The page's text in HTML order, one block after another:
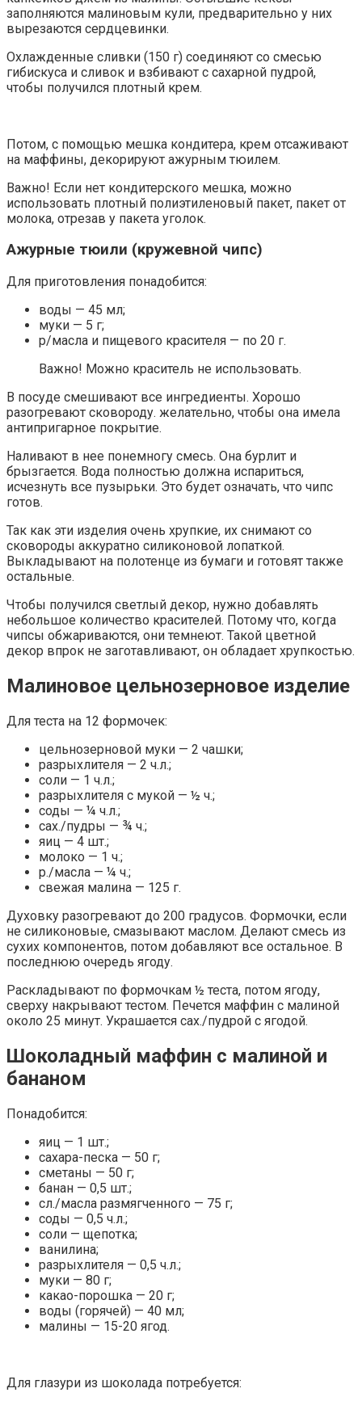
заполняются малиновым кули, предварительно у них
вырезаются сердцевинки.
Охлажденные сливки (150 г) соединяют со смесью
гибискуса и сливок и взбивают с сахарной пудрой,
чтобы получился плотный крем.
Потом, с помощью мешка кондитера, крем отсаживают
на маффины, декорируют ажурным тюилем.
Важно! Если нет кондитерского мешка, можно
использовать плотный полиэтиленовый пакет, пакет от
молока, отрезав у пакета уголок.
Ажурные тюили (кружевной чипс)
Для приготовления понадобится:
воды — 45 мл;
муки — 5 г;
р/масла и пищевого красителя — по 20 г.
Важно! Можно краситель не использовать.
В посуде смешивают все ингредиенты. Хорошо
разогревают сковороду. желательно, чтобы она имела
антипригарное покрытие.
Наливают в нее понемногу смесь. Она бурлит и
брызгается. Вода полностью должна испариться,
исчезнуть все пузырьки. Это будет означать, что чипс
готов.
Так как эти изделия очень хрупкие, их снимают со
сковороды аккуратно силиконовой лопаткой.
Выкладывают на полотенце из бумаги и готовят также
остальные.
Чтобы получился светлый декор, нужно добавлять
небольшое количество красителей. Потому что, когда
чипсы обжариваются, они темнеют. Такой цветной
декор впрок не заготавливают, он обладает хрупкостью.
Малиновое цельнозерновое изделие
Для теста на 12 формочек:
цельнозерновой муки — 2 чашки;
разрыхлителя — 2 ч.л.;
соли — 1 ч.л.;
разрыхлителя с мукой — ½ ч.;
соды — ¼ ч.л.;
сах./пудры — ¾ ч.;
яиц — 4 шт.;
молоко — 1 ч.;
р./масла — ¼ ч.;
свежая малина — 125 г.
Духовку разогревают до 200 градусов. Формочки, если
не силиконовые, смазывают маслом. Делают смесь из
сухих компонентов, потом добавляют все остальное. В
последнюю очередь ягоду.
Раскладывают по формочкам ½ теста, потом ягоду,
сверху накрывают тестом. Печется маффин с малиной
около 25 минут. Украшается сах./пудрой с ягодой.
Шоколадный маффин с малиной и
бананом
Понадобится:
яиц — 1 шт.;
сахара-песка — 50 г;
сметаны — 50 г;
банан — 0,5 шт.;
сл./масла размягченного — 75 г;
соды — 0,5 ч.л.;
соли — щепотка;
ванилина;
разрыхлителя — 0,5 ч.л.;
муки — 80 г;
какао-порошка — 20 г;
воды (горячей) — 40 мл;
малины — 15-20 ягод.
Для глазури из шоколада потребуется: